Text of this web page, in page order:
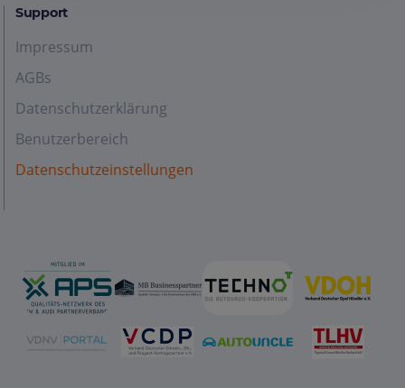
Support
Impressum
AGBs
Datenschutzerklärung
Benutzerbereich
Datenschutzeinstellungen